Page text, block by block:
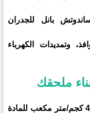
بانل للجدران
وتمديدات الكهرباء
ملحقك
​تأكد من اختيار كثافة ضغط لا تقل عن 40 كجم/متر مكعب للمادة